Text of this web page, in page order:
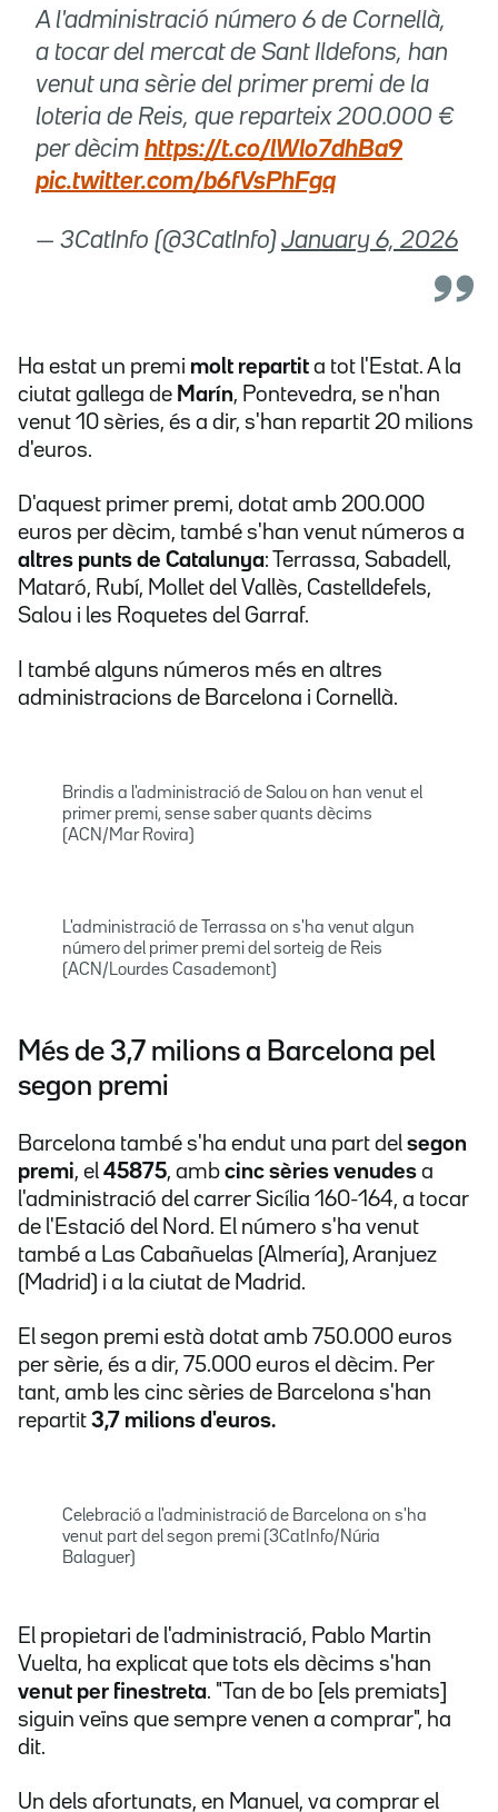
A l'administració número 6 de Cornellà,
a tocar del mercat de Sant Ildefons, han
venut una sèrie del primer premi de la
loteria de Reis, que reparteix 200.000 €
per dècim https://t.co/lWlo7dhBa9
pic.twitter.com/b6fVsPhFgq
— 3CatInfo (@3CatInfo) January 6, 2026
Ha estat un premi molt repartit a tot l'Estat. A la
ciutat gallega de Marín, Pontevedra, se n'han
venut 10 sèries, és a dir, s'han repartit 20 milions
d'euros.
D'aquest primer premi, dotat amb 200.000
euros per dècim, també s'han venut números a
altres punts de Catalunya: Terrassa, Sabadell,
Mataró, Rubí, Mollet del Vallès, Castelldefels,
Salou i les Roquetes del Garraf.
I també alguns números més en altres
administracions de Barcelona i Cornellà.
Brindis a l'administració de Salou on han venut el
primer premi, sense saber quants dècims
(ACN/Mar Rovira)
L'administració de Terrassa on s'ha venut algun
número del primer premi del sorteig de Reis
(ACN/Lourdes Casademont)
Més de 3,7 milions a Barcelona pel
segon premi
Barcelona també s'ha endut una part del segon
premi, el 45875, amb cinc sèries venudes a
l'administració del carrer Sicília 160-164, a tocar
de l'Estació del Nord. El número s'ha venut
també a Las Cabañuelas (Almería), Aranjuez
(Madrid) i a la ciutat de Madrid.
El segon premi està dotat amb 750.000 euros
per sèrie, és a dir, 75.000 euros el dècim. Per
tant, amb les cinc sèries de Barcelona s'han
repartit 3,7 milions d'euros.
Celebració a l'administració de Barcelona on s'ha
venut part del segon premi (3CatInfo/Núria
Balaguer)
El propietari de l'administració, Pablo Martin
Vuelta, ha explicat que tots els dècims s'han
venut per finestreta. "Tan de bo [els premiats]
siguin veïns que sempre venen a comprar", ha
dit.
Un dels afortunats, en Manuel, va comprar el